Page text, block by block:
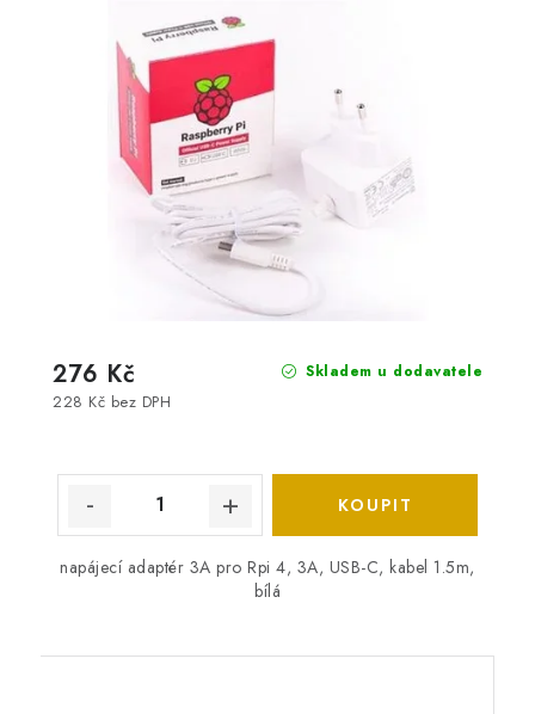
Skladem u dodavatele
228 Kč bez DPH
276 Kč
napájecí adaptér 3A pro Rpi 4, 3A, USB-C, kabel 1.5m,
bílá